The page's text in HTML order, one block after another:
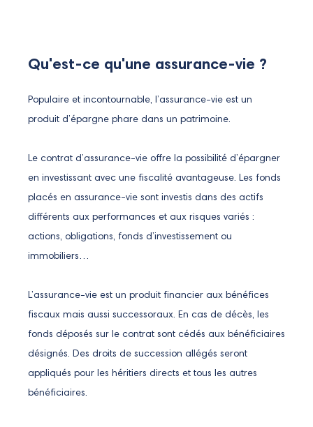
Qu'est-ce qu'une assurance-vie ?
Populaire et incontournable, l’assurance-vie est un
produit d’épargne phare dans un patrimoine.
Le contrat d’assurance-vie offre la possibilité d’épargner
en investissant avec une fiscalité avantageuse. Les fonds
placés en assurance-vie sont investis dans des actifs
différents aux performances et aux risques variés :
actions, obligations, fonds d’investissement ou
immobiliers…
L’assurance-vie est un produit financier aux bénéfices
fiscaux mais aussi successoraux. En cas de décès, les
fonds déposés sur le contrat sont cédés aux bénéficiaires
désignés. Des droits de succession allégés seront
appliqués pour les héritiers directs et tous les autres
bénéficiaires.